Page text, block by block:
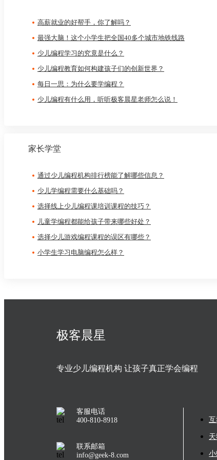
高薪就业的好帮手，你了解吗？
最强大脑！这个小学生把全国40多个城市地铁线路
少儿编程学习的究竟是什么？
​少儿编程教育如何构建孩子们的创新世界？
每日一思：为什么要学编程？
少儿编程有什么用，听听极客晨星老师怎么说！
家长学堂
通过少儿编程机构排行榜能了解哪些信息？
少儿学编程需要什么基础吗？
选择线上少儿编程课培训课程的技巧？
儿童学编程都能给孩子带来哪些好处？
选择少儿游戏编程课程的误区有哪些？
小学生学习电脑编程怎么样？
极客晨星
专业少儿编程机构 让孩子真正学会编程
客服电话
400-810-8918
联系邮箱
info@geek-8.com